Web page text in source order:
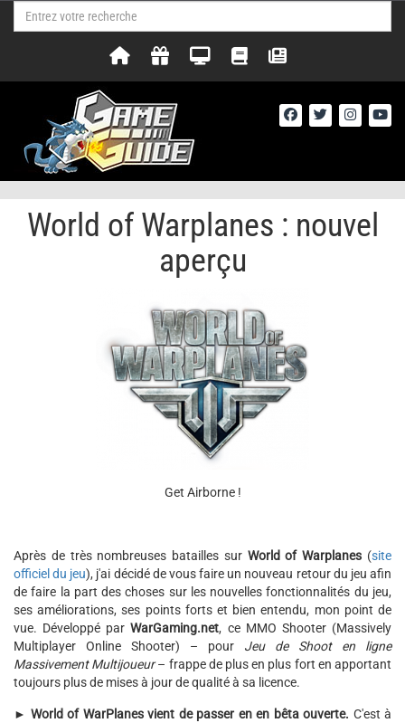
World of Warplanes : nouvel
aperçu
Get Airborne !
Après de très nombreuses batailles sur World of Warplanes (site
officiel du jeu), j'ai décidé de vous faire un nouveau retour du jeu afin
de faire la part des choses sur les nouvelles fonctionnalités du jeu,
ses améliorations, ses points forts et bien entendu, mon point de
vue. Développé parWarGaming.net, ce MMO Shooter (Massively
Multiplayer Online Shooter) – pour Jeu de Shoot en ligne
Massivement Multijoueur– frappe de plus en plus fort en apportant
toujours plus de mises à jour de qualité à sa licence.
► World of WarPlanes vient de passer en en bêta ouverte. C'est à